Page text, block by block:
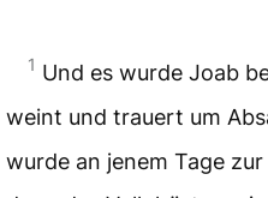
1 Und es wurde Joab
weint und trauert um
wurde an jenem Tage